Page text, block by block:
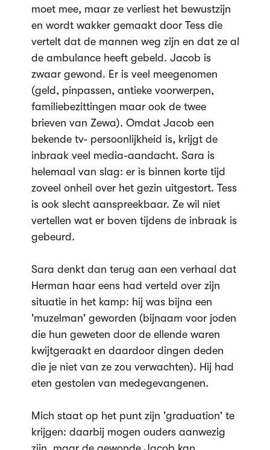
moet mee, maar ze verliest het bewustzijn
en wordt wakker gemaakt door Tess die
vertelt dat de mannen weg zijn en dat ze al
de ambulance heeft gebeld. Jacob is
zwaar gewond. Er is veel meegenomen
(geld, pinpassen, antieke voorwerpen,
familiebezittingen maar ook de twee
brieven van Zewa). Omdat Jacob een
bekende tv- persoonlijkheid is, krijgt de
inbraak veel media-aandacht. Sara is
helemaal van slag: er is binnen korte tijd
zoveel onheil over het gezin uitgestort. Tess
is ook slecht aanspreekbaar. Ze wil niet
vertellen wat er boven tijdens de inbraak is
gebeurd.
Sara denkt dan terug aan een verhaal dat
Herman haar eens had verteld over zijn
situatie in het kamp: hij was bijna een
'muzelman' geworden (bijnaam voor joden
die hun geweten door de ellende waren
kwijtgeraakt en daardoor dingen deden
die je niet van ze zou verwachten). Hij had
eten gestolen van medegevangenen.
Mich staat op het punt zijn 'graduation' te
krijgen: daarbij mogen ouders aanwezig